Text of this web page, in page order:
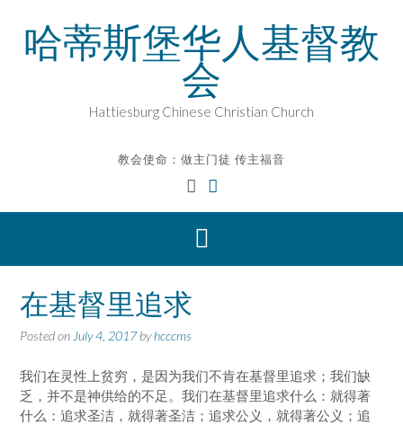
content哈蒂斯堡华人基督教
会
Hattiesburg Chinese Christian Church
教会使命：做主门徒 传主福音
在基督里追求
Posted on July 4, 2017byhcccms
我们在灵性上贫穷，是因为我们不肯在基督里追求；我们缺
乏，并不是神供给的不足。我们在基督里追求什么：就得著
什么：追求圣洁，就得著圣洁；追求公义，就得著公义；追